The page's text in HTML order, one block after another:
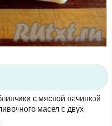
с мясной начинкой
масел с двух